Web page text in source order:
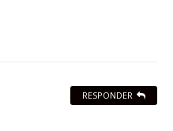
RESPONDER